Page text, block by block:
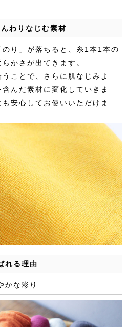
わりなじむ素材
り」が落ちると、糸1本1本の
かさが出てきます。
ことで、さらに肌なじみよ
んだ素材に変化していきま
安心してお使いいただけま
れる理由
かな彩り